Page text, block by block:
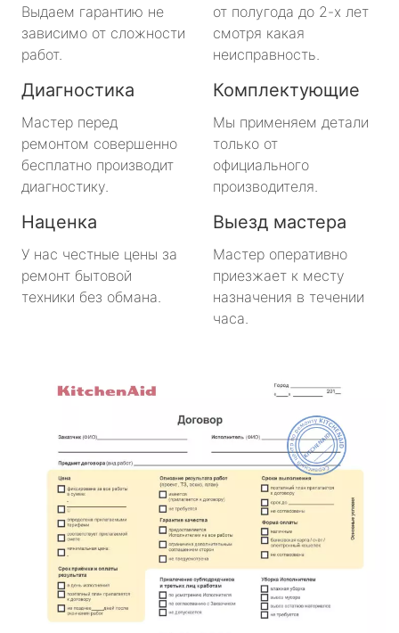
Выдаем гарантию не
зависимо от сложности
работ.
от полугода до 2-х лет
смотря какая
неисправность.
Диагностика
Мастер перед
ремонтом совершенно
бесплатно производит
диагностику.
Комплектующие
Мы применяем детали
только от
официального
производителя.
Наценка
У нас честные цены за
ремонт бытовой
техники без обмана.
Выезд мастера
Мастер оперативно
приезжает к месту
назначения в течении
часа.